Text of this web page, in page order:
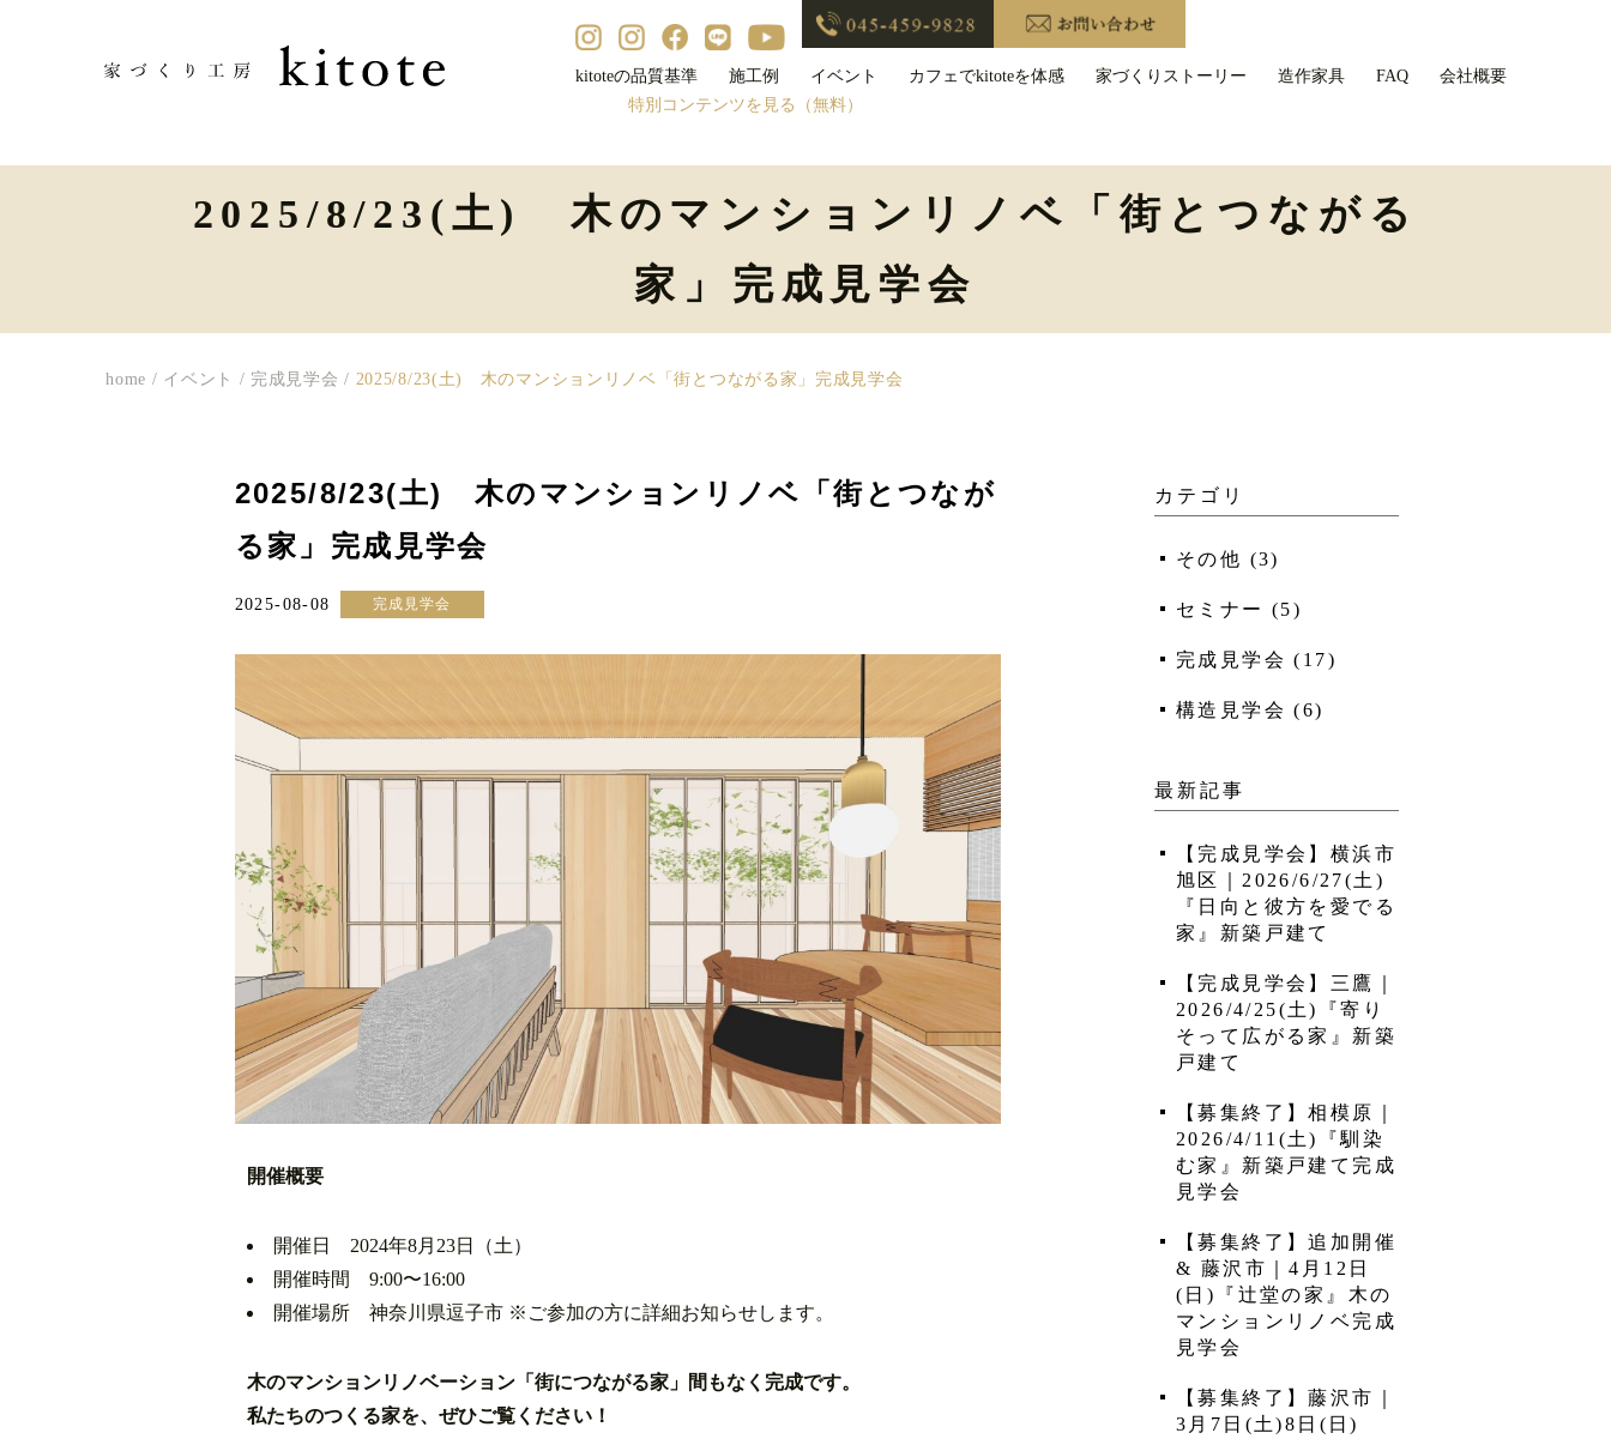
kitoteの品質基準 施工例 イベント カフェでkitoteを体感 家づくりストーリー 造作家具 FAQ
会社概要
特別コンテンツを見る（無料）
2025/8/23(土) 木のマンションリノベ「街とつながる
家」完成見学会
home / イベント / 完成見学会 / 2025/8/23(土) 木のマンションリノベ「街とつながる家」完成見学会
2025/8/23(土) 木のマンションリノベ「街とつなが
る家」完成見学会
2025-08-08 完成見学会
開催概要
開催日 2024年8月23日（土）
開催時間 9:00〜16:00
開催場所 神奈川県逗子市 ※ご参加の方に詳細お知らせします。
木のマンションリノベーション「街につながる家」間もなく完成です。
私たちのつくる家を、ぜひご覧ください！
カテゴリ
その他 (3)
セミナー (5)
完成見学会 ( 17)
構造見学会 (6)
最新記事
【完成見学会】横浜市
旭区｜2026/6/27(土)
『日向と彼方を愛でる
家』新築戸建て
【完成見学会】三鷹｜
2026/4/25(土)『寄り
そって広がる家』新築
戸建て
【募集終了】相模原｜
2026/4/11(土)『馴染
む家』新築戸建て完成
見学会
【募集終了】追加開催
& 藤沢市｜4月12日
(日)『辻堂の家』木の
マンションリノベ完成
見学会
【募集終了】藤沢市｜
3月7日(土)8日(日)